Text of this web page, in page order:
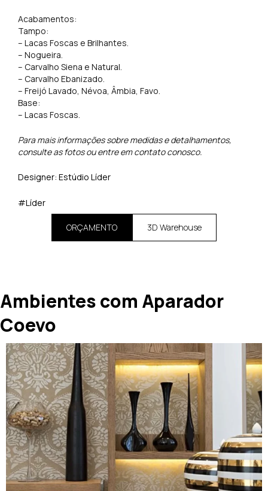
Acabamentos:
Tampo:
– Lacas Foscas e Brilhantes.
– Nogueira.
– Carvalho Siena e Natural.
– Carvalho Ebanizado.
– Freijó Lavado, Névoa, Âmbia, Favo.
Base:
– Lacas Foscas.
Para mais informações sobre medidas e detalhamentos,
consulte as fotos ou entre em contato conosco.
Designer: Estúdio Líder
#Líder
ORÇAMENTO 3D Warehouse
Ambientes com Aparador
Coevo